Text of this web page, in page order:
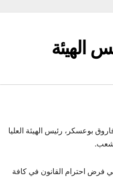
الهيئة
18 أوت 2023 بقصر قرطاج، السيّد فاروق بوعسكر، رئيس الهيئة العليا
في فرض احترام القانون في كافة